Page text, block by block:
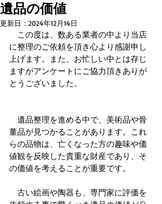
【電 話・FAX】 ０１５４－３５－０９８７
【メール】 eigan@ab.auone-net.jp
【営業時間】 ９：００～１８：００
【定休日】 日曜､祝日
【インボイス登録番号】T1810632866930
【氏名又は名称】早坂昭平
遺品の価値
更新日： 2024年12月14日
この度は、数ある業者の中より当店
に整理のご依頼を頂き心より感謝申し
上げます。
また、お忙しい中とは存じ
ますがアンケートにご協力頂きありが
とうございました。
遺品整理を進める中で、美術品や骨
董品が見つかることがあります。これ
らの品物は、亡くなった方の趣味や価
値観を反映した貴重な財産であり、そ
の価値を考えることが重要です。
古い絵画や陶器も、専門家に評価を